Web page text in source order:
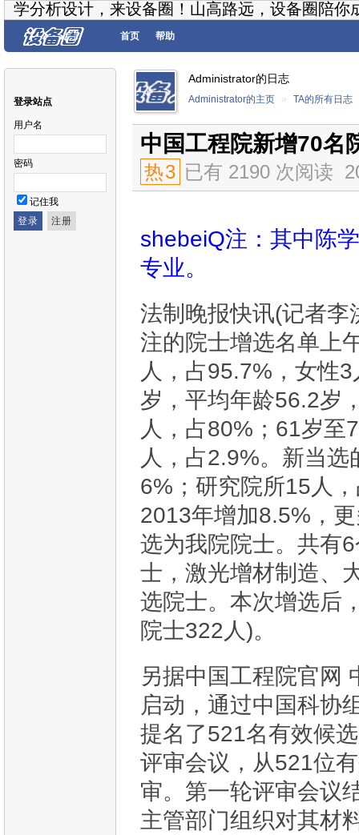
学分析设计，来设备圈！山高路远，设备圈陪你
首页 帮助
登录站点
用户名
密码
记住我
Administrator的日志
Administrator的主页 » TA的所有日志
中国工程院新增70名
热3 已有 2190 次阅读
shebeiQ注：其中陈
专业。
法制晚报快讯(记者
注的院士增选名单上
人，占95.7%，女性
岁，平均年龄56.2岁
人，占80%；61岁至
人，占2.9%。新当
6%；研究院所15人
2013年增加8.5%，
选为我院院士。共有
士，激光增材制造、
选院士。本次增选后
院士322人)。
另据中国工程院官网
启动，通过中国科协
提名了521名有效候
评审会议，从521位
审。第一轮评审会议
主管部门组织对其材